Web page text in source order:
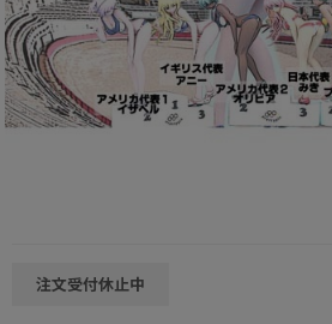
この商品をシェアする
注文受付休止中